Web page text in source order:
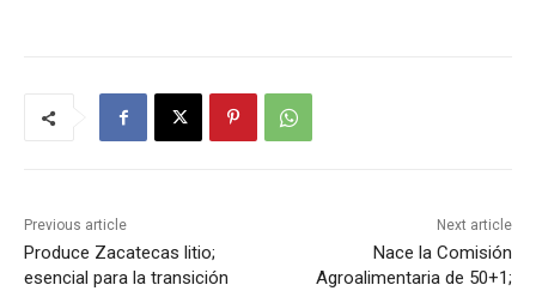
Previous article
Produce Zacatecas litio;
esencial para la transición
Next article
Nace la Comisión
Agroalimentaria de 50+1;